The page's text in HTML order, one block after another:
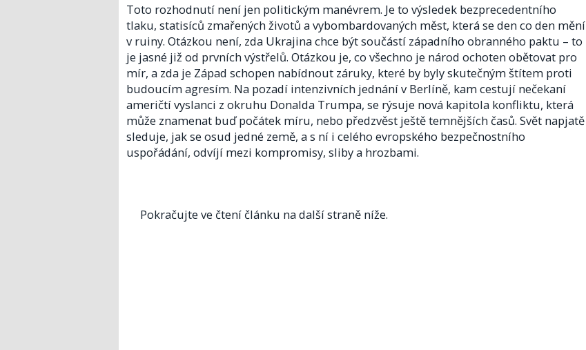
Toto rozhodnutí není jen politickým manévrem. Je to výsledek bezprecedentního
tlaku, statisíců zmařených životů a vybombardovaných měst, která se den co den mění
v ruiny. Otázkou není, zda Ukrajina chce být součástí západního obranného paktu – to
je jasné již od prvních výstřelů. Otázkou je, co všechno je národ ochoten obětovat pro
mír, a zda je Západ schopen nabídnout záruky, které by byly skutečným štítem proti
budoucím agresím. Na pozadí intenzivních jednání v Berlíně, kam cestují nečekaní
američtí vyslanci z okruhu Donalda Trumpa, se rýsuje nová kapitola konfliktu, která
může znamenat buď počátek míru, nebo předzvěst ještě temnějších časů. Svět napjatě
sleduje, jak se osud jedné země, a s ní i celého evropského bezpečnostního
uspořádání, odvíjí mezi kompromisy, sliby a hrozbami.
Pokračujte ve čtení článku na další straně níže.